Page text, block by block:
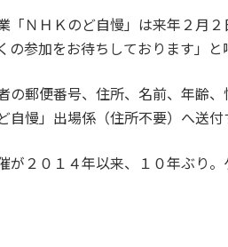
ＮＨＫのど自慢」は来年２月
参加をお待ちしております」と
郵便番号、住所、名前、年齢
自慢」出場係（住所不要）へ送
２０１４年以来、１０年ぶり